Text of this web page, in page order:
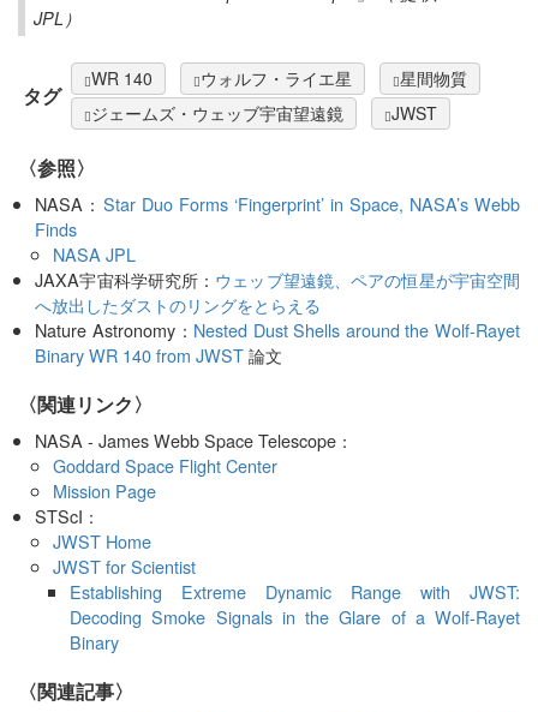
JPL）
タグ
WR 140 ウォルフ・ライエ星
星間物質
ジェームズ・ウェッブ宇宙望遠鏡
JWST
〈参照〉
NASA： Star Duo Forms ‘Fingerprint’ in Space, NASA’s Webb
Finds
NASA JPL
JAXA宇宙科学研究所： ウェッブ望遠鏡、ペアの恒星が宇宙空間
へ放出したダストのリングをとらえる
Nature Astronomy： Nested Dust Shells around the Wolf-Rayet
Binary WR 140 from JWST論文
〈関連リンク〉
NASA - James Webb Space Telescope：
Goddard Space Flight Center
Mission Page
STScI：
JWST Home
JWST for Scientist
Establishing Extreme Dynamic Range with JWST:
Decoding Smoke Signals in the Glare of a Wolf-Rayet
Binary
関連記事